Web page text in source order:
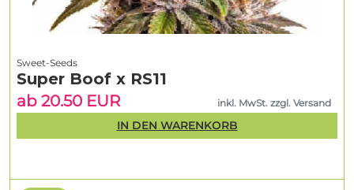
Sweet-Seeds
Super Boof x RS11
ab 20.50 EUR
inkl. MwSt. zzgl. Versand
IN DEN WARENKORB